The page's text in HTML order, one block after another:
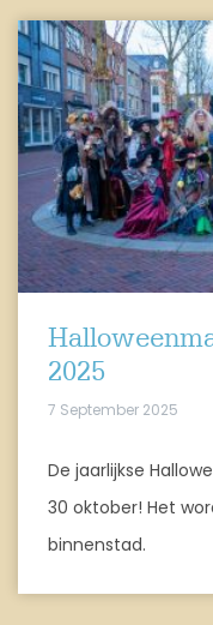
2025
7 September 2025
De jaarlijkse
30 oktober! Het
binnenstad.